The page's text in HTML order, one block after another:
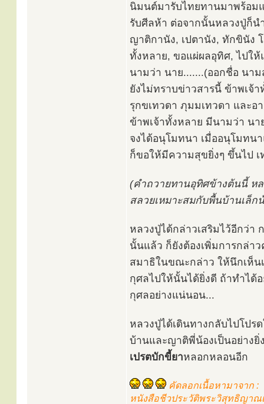
นิมนต์มารับไทยทานมาพร้อม
รับศีลห้า ต่อจากนั้นหลวงปู่ก็น
ญาติกานัง, เปตานัง, ทักขินัง
ทั้งหลาย, ขอแผ่ผลอุทิศ, ไปใ
นามว่า นาย.......(ออกชื่อ นา
ยังไม่ทราบข่าวสารนี้ ข้าพเจ้
รุกขเทวดา ภุมมเทวดา และ
ข้าพเจ้าทั้งหลาย มีนามว่า น
จงได้อนุโมทนา เมื่ออนุโมท
ก็ขอให้มีความสุขยิ่งๆ ขึ้นไป
(คำถวายทานอุทิศข้างต้นนี้ ห
สลวยเหมาะสมกับพื้นบ้านเล็ก
หลวงปู่ได้กล่าวเสริมไว้อีกว่
นั้นแล้ว ก็ยังต้องเพิ่มการกล่า
สมาธิในขณะกล่าว ให้นึกเห็น
กุศลไปให้นั้นได้ยิ่งดี ถ้าทำได้
กุศลอย่างแน่นอน...
หลวงปู่ได้เดินทางกลับไปโป
บ้านและญาติพี่น้องเป็นอย่าง
เปรตบักขี้ยาหลอกหลอนอีก
คัดลอกเนื้อหามาจาก :
หนังสือชีวประวัติพระวิสุทธิญาณ